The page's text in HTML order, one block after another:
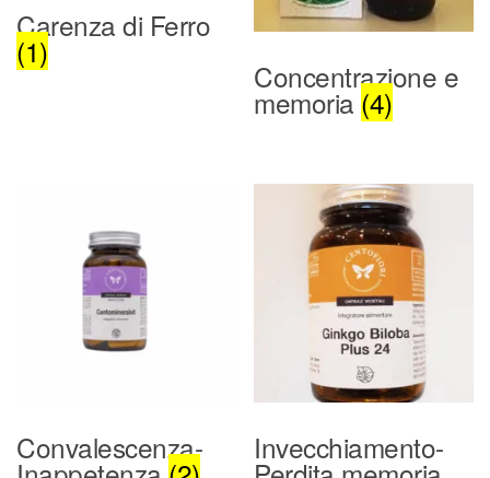
Carenza di Ferro
(1)
Concentrazione e
memoria (4)
Convalescenza- Invecchiamento-